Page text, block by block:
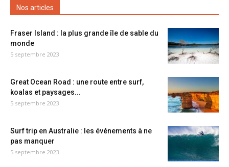
Nos articles
Fraser Island : la plus grande île de sable du
monde
5 septembre 2023
Great Ocean Road : une route entre surf,
koalas et paysages...
5 septembre 2023
Surf trip en Australie : les événements à ne
pas manquer
5 septembre 2023